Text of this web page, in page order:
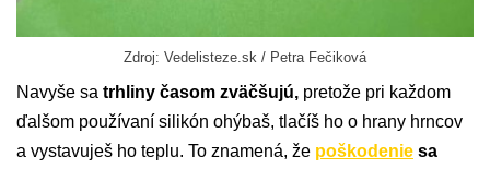
Zdroj: Vedelisteze.sk / Petra Fečiková
Navyše sa trhliny časom zväčšujú, pretože pri každom
ďalšom používaní silikón ohýbaš, tlačíš ho o hrany hrncov
a vystavuješ ho teplu. To znamená, že poškodenie sa